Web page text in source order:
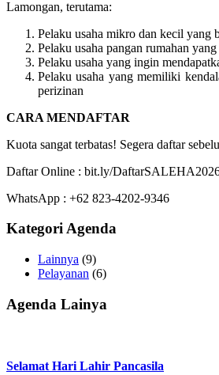
Lamongan, terutama:
Pelaku usaha mikro dan kecil
Pelaku usaha pangan rumahan
Pelaku usaha yang ingin
Pelaku usaha yang memiliki
perizinan
CARA MENDAFTAR
Kuota sangat terbatas! Segera daftar
Daftar Online : bit.ly/
WhatsApp : +62 823-4202-9346
Kategori Agenda
Lainnya (9)
Pelayanan (6)
Agenda Lainya
Selamat Hari Lahir Pancasila